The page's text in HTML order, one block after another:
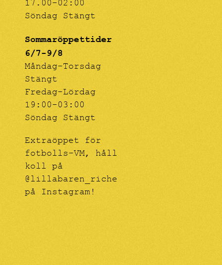
17.00-02:00
Söndag Stängt
Sommaröppettider
6/7-9/8
Måndag-Torsdag
Stängt
Fredag-Lördag
19:00-03:00
Söndag Stängt
Extraöppet för
fotbolls-VM, håll
koll på
@lillabaren_riche
på Instagram!